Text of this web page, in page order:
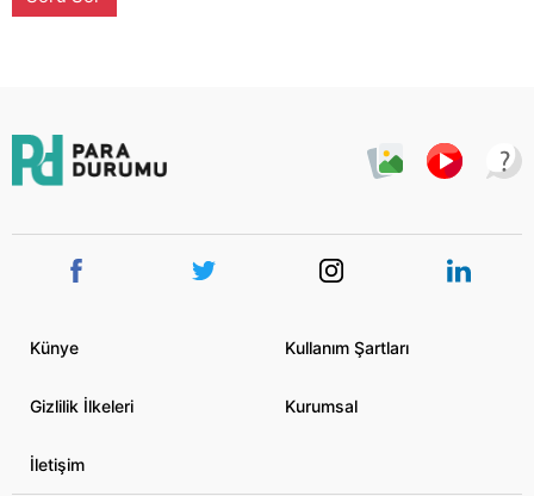
Künye Kullanım Şartları
Gizlilik İlkeleri Kurumsal
İletişim